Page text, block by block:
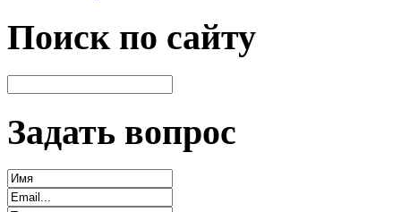
Поиск по сайту
Задать вопрос